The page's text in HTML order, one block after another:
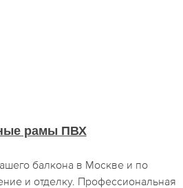
рамы ПВХ
балкона в Москве и по
и отделку. Профессиональная